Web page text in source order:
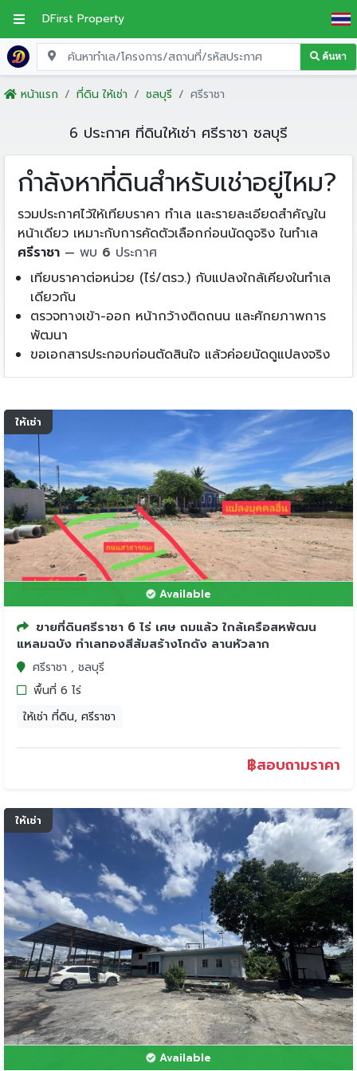
DFirst Property
ค้นหา
หน้าแรก ที่ดิน ให้เช่า ชลบุรี ศรีราชา
6 ประกาศ ที่ดินให้เช่า ศรีราชา ชลบุรี
กำลังหาที่ดินสำหรับเช่าอยู่ไหม?
รวมประกาศไว้ให้เทียบราคา ทำเล และรายละเอียดสำคัญใน
หน้าเดียว เหมาะกับการคัดตัวเลือกก่อนนัดดูจริง ในทำเล
ศรีราชา— พบ 6 ประกาศ
เทียบราคาต่อหน่วย (ไร่/ตรว.) กับแปลงใกล้เคียงในทำเล
เดียวกัน
ตรวจทางเข้า-ออก หน้ากว้างติดถนน และศักยภาพการ
พัฒนา
ขอเอกสารประกอบก่อนตัดสินใจ แล้วค่อยนัดดูแปลงจริง
ให้เช่า
Available
ขายที่ดินศรีราชา 6 ไร่ เศษ ถมแล้ว ใกล้เครือสหพัฒน
แหลมฉบัง ทำเลทองสีส้มสร้างโกดัง ลานหัวลาก
ศรีราชา , ชลบุรี
พื้นที่ 6 ไร่
ให้เช่า ที่ดิน, ศรีราชา
฿สอบถามราคา
ให้เช่า
Available